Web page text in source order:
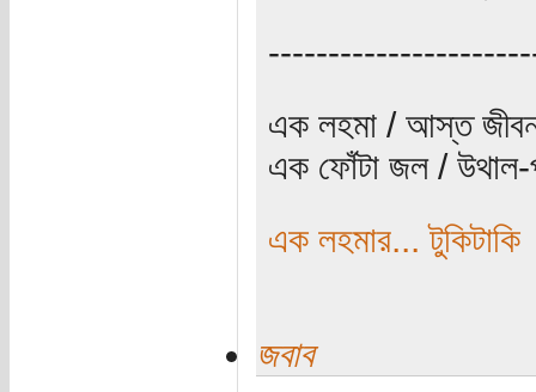
এক লহমা / আস্ত
এক ফোঁটা জল /
এক লহমার... টুকিটাকি
জবাব